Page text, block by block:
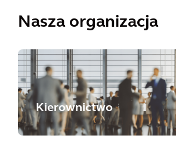
Nasza organizacja
Kierownictwo